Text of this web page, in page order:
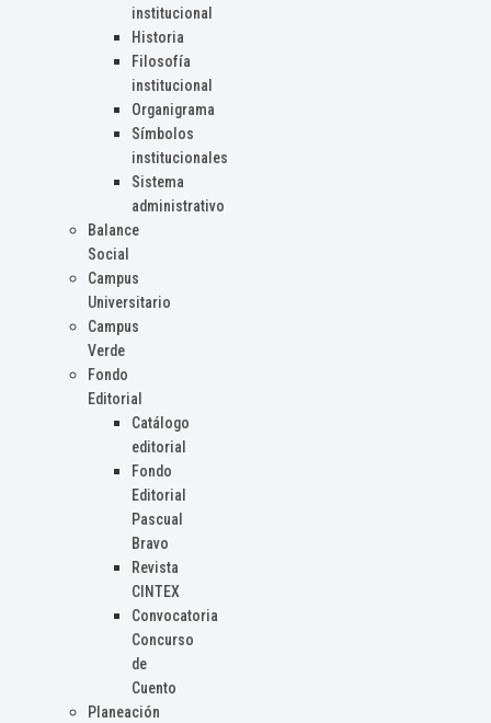
institucional
Historia
Filosofía
institucional
Organigrama
Símbolos
institucionales
Sistema
administrativo
Balance
Social
Campus
Universitario
Campus
Verde
Fondo
Editorial
Catálogo
editorial
Fondo
Editorial
Pascual
Bravo
Revista
CINTEX
Convocatoria
Concurso
de
Cuento
Planeación